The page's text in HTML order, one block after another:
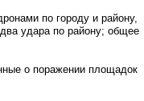
по городу и району,
удара по району; общее
о поражении площадок